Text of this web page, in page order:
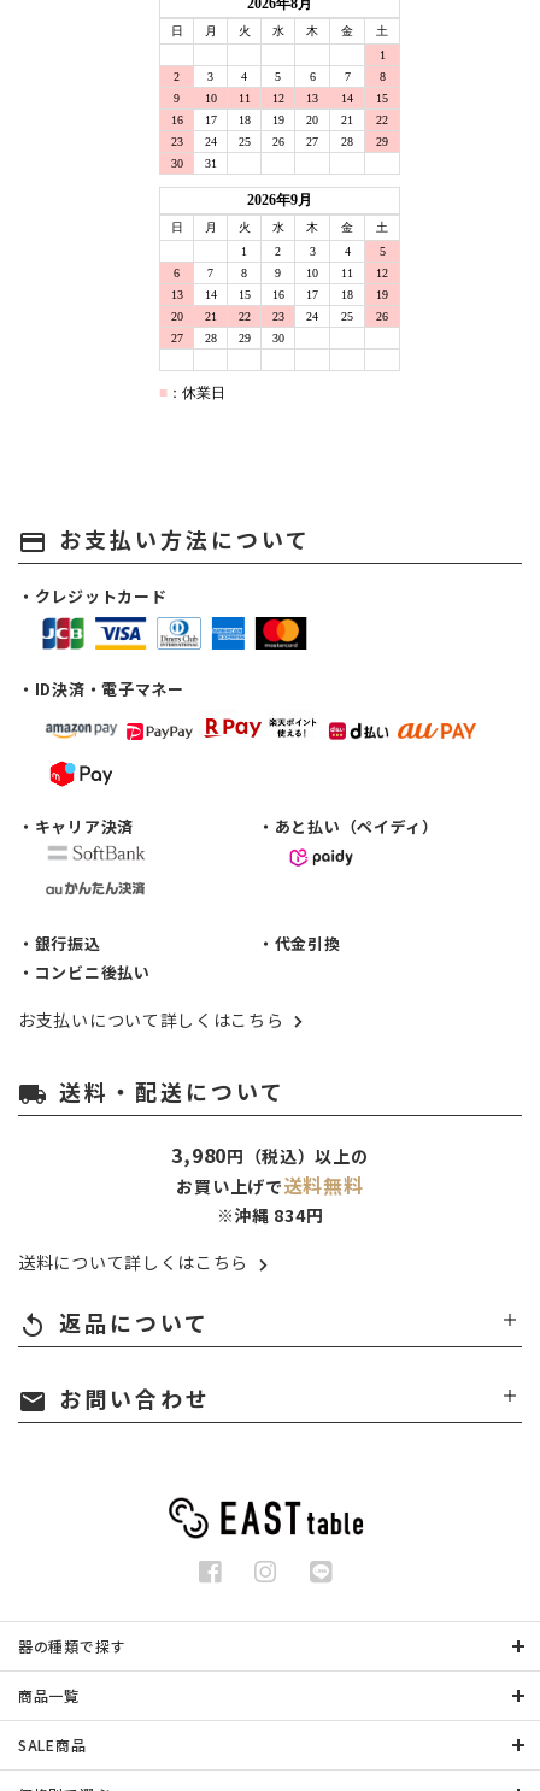
payment お支払い方法について
・クレジットカード
・ID決済・電子マネー
・キャリア決済 ・あと払い（ペイディ）
・銀行振込
・代金引換
・コンビニ後払い
お支払いについて詳しくはこちら
local_shipping 送料・配送について
3,980円（税込）以上の
お買い上げで送料無料
※沖縄 834円
送料について詳しくはこちら
replay 返品について
mail お問い合わせ
器の種類で探す
商品一覧
SALE商品